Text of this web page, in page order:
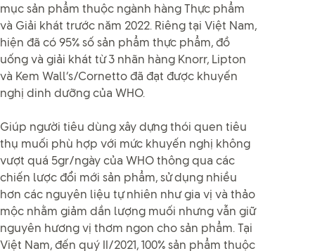
mục sản phẩm thuộc ngành hàng Thực phẩm
và Giải khát trước năm 2022. Riêng tại Việt Nam,
hiện đã có 95% số sản phẩm thực phẩm, đồ
uống và giải khát từ 3 nhãn hàng Knorr, Lipton
và Kem Wall’s/Cornetto đã đạt được khuyến
nghị dinh dưỡng của WHO.
Giúp người tiêu dùng xây dựng thói quen tiêu
thụ muối phù hợp với mức khuyến nghị không
vượt quá 5gr/ngày của WHO thông qua các
chiến lược đổi mới sản phẩm, sử dụng nhiều
hơn các nguyên liệu tự nhiên như gia vị và thảo
mộc nhằm giảm dần lượng muối nhưng vẫn giữ
nguyên hương vị thơm ngon cho sản phẩm. Tại
Việt Nam, đến quý II/2021, 100% sản phẩm thuộc